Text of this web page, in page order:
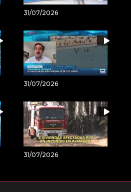
31/07/2026
31/07/2026
31/07/2026